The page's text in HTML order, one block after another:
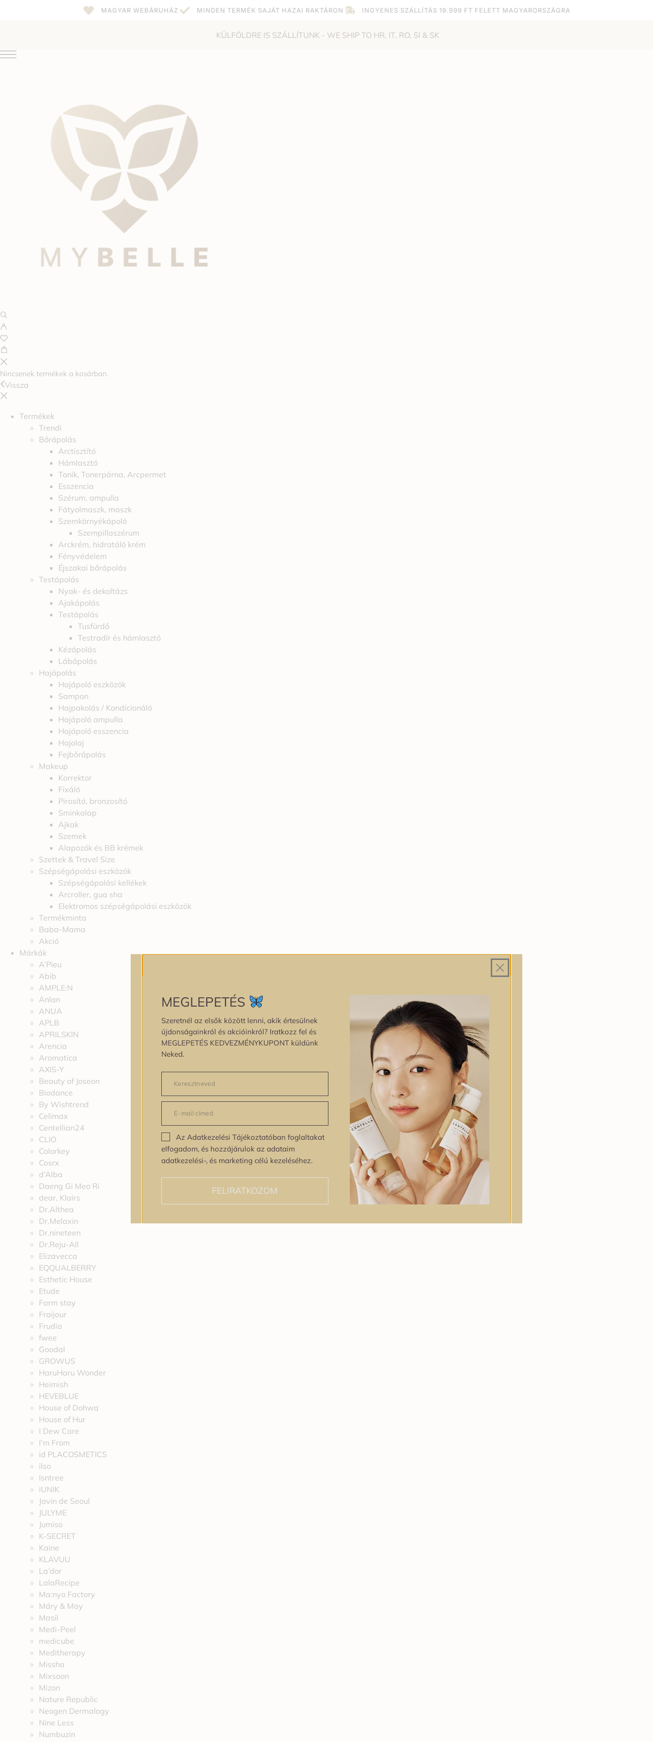
MAGYAR WEBÁRUHÁZ MINDEN TERMÉK SAJÁT HAZAI RAKTÁRON INGYENES SZÁLLÍTÁS 19.999 FT FELETT MAGYARORSZÁGRA
KÜLFÖLDRE IS SZÁLLÍTUNK - WE SHIP TO HR, IT, RO, SI & SK
Nincsenek termékek a kosárban.
Vissza
Termékek
Trendi
Bőrápolás
Arctisztító
Hámlasztó
Tonik, Tonerpárna, Arcpermet
Esszencia
Szérum, ampulla
Fátyolmaszk, maszk
Szemkörnyékápoló
Szempillaszérum
Arckrém, hidratáló krém
Fényvédelem
Éjszakai bőrápolás
Testápolás
Nyak- és dekoltázs
Ajakápolás
Testápolás
Tusfürdő
Testradír és hámlasztó
Kézápolás
Lábápolás
Hajápolás
Hajápoló eszközök
Sampon
Hajpakolás / Kondícionáló
Hajápoló ampulla
Hajápoló esszencia
Hajolaj
Fejbőrápolás
Makeup
Korrektor
Fixáló
Pirosító, bronzosító
Sminkalap
Ajkak
Szemek
Alapozók és BB krémek
Szettek & Travel Size
Szépségápolási eszközök
Szépségápolási kellékek
Arcroller, gua sha
Elektromos szépségápolási eszközök
Termékminta
Baba-Mama
Akció
Márkák
A’Pieu
Abib
AMPLE:N
Anlan
ANUA
APLB
APRILSKIN
Arencia
Aromatica
AXIS-Y
Beauty of Joseon
Biodance
By Wishtrend
Celimax
Centellian24
CLIO
Colorkey
Cosrx
d’Alba
Daeng Gi Meo Ri
dear, Klairs
Dr.Althea
Dr.Melaxin
Dr.nineteen
Dr.Reju-All
Elizavecca
EQQUALBERRY
Esthetic House
Etude
Farm stay
Fraijour
Frudia
fwee
Goodal
GROWUS
HaruHaru Wonder
Heimish
HEVEBLUE
House of Dohwa
House of Hur
I Dew Care
I’m From
id PLACOSMETICS
ilso
Isntree
iUNIK
Javin de Seoul
JULYME
Jumiso
K-SECRET
Kaine
KLAVUU
La’dor
LalaRecipe
Ma:nyo Factory
Máry & May
Masil
Medi-Peel
medicube
Meditherapy
Missha
Mixsoon
Mizon
Nature Republic
Neogen Dermalogy
Nine Less
Numbuzin
MEGLEPETÉS
Szeretnél az elsők között lenni, akik értesülnek
újdonságainkról és akcióinkról? Iratkozz fel és
MEGLEPETÉS KEDVEZMÉNYKUPONT küldünk
Neked.
Az Adatkezelési Tájékoztatóban foglaltakat
elfogadom, és hozzájárulok az adataim
adatkezelési-, és marketing célú kezeléséhez.
FELIRATKOZOM